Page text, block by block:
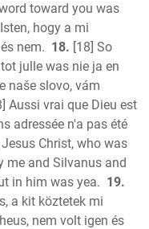
toward you was
hogy a mi
nem. 18. [18] So
julle was nie ja en
naše slovo, vám
Aussi vrai que Dieu est
adressée n'a pas été
Christ, who was
me and Silvanus and
in him was yea. 19.
a kit köztetek mi
nem volt igen és